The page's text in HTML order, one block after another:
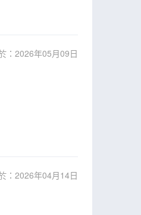
：2026年05月09日
：2026年04月14日